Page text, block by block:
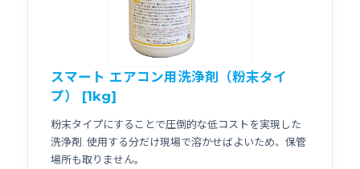
スマート エアコン用洗浄剤（粉末タイ
プ） [1kg]
粉末タイプにすることで圧倒的な低コストを実現した
洗浄剤. 使用する分だけ現場で溶かせばよいため、保管
場所も取りません。